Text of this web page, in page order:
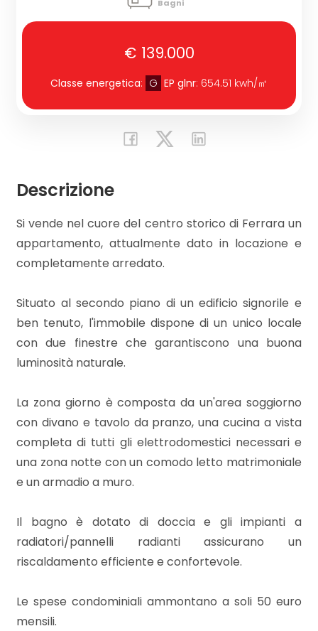
Bagni
€ 139.000
Classe energetica: G EP glnr: 654.51 kwh/㎡
Descrizione
Si vende nel cuore del centro storico di Ferrara un
appartamento, attualmente dato in locazione e
completamente arredato.
Situato al secondo piano di un edificio signorile e
ben tenuto, l'immobile dispone di un unico locale
con due finestre che garantiscono una buona
luminosità naturale.
La zona giorno è composta da un'area soggiorno
con divano e tavolo da pranzo, una cucina a vista
completa di tutti gli elettrodomestici necessari e
una zona notte con un comodo letto matrimoniale
e un armadio a muro.
Il bagno è dotato di doccia e gli impianti a
radiatori/pannelli radianti assicurano un
riscaldamento efficiente e confortevole.
Le spese condominiali ammontano a soli 50 euro
mensili.
Prezzo
Totale
mq
2
3
4